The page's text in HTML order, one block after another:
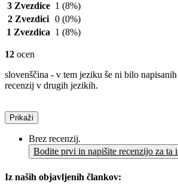
3 Zvezdice 1 (8%)
2 Zvezdici 0 (0%)
1 Zvezdica 1 (8%)
12 ocen
slovenščina - v tem jeziku še ni bilo
recenzij v drugih jezikih.
Prikaži
Brez recenzij.
Bodite prvi in napišite recenzijo za ta
Iz naših objavljenih člankov: